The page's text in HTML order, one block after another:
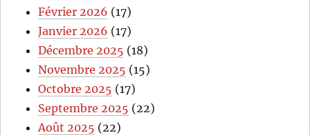
Février 2026 (17)
Janvier 2026 (17)
Décembre 2025 (18)
Novembre 2025 (15)
Octobre 2025 (17)
Septembre 2025 (22)
Août 2025 (22)